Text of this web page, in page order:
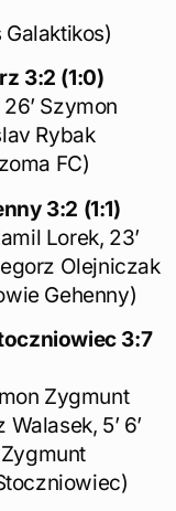
3:2 (1:0)
Szymon
Rybak
FC)
3:2 (1:1)
Lorek, 23’
Olejniczak
Gehenny)
3:7
Zygmunt
Walasek, 5’ 6’
Zygmunt